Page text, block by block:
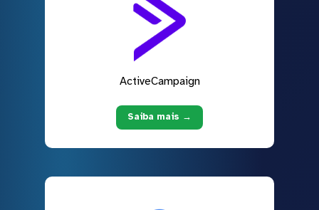
ActiveCampaign
Saiba mais →